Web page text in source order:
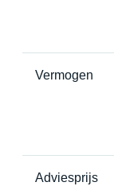
Vermogen
Adviesprijs